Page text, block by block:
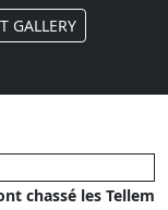
GALLERY
chassé les Tellem